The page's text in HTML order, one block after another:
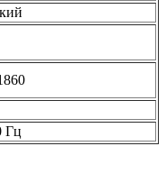
Гц